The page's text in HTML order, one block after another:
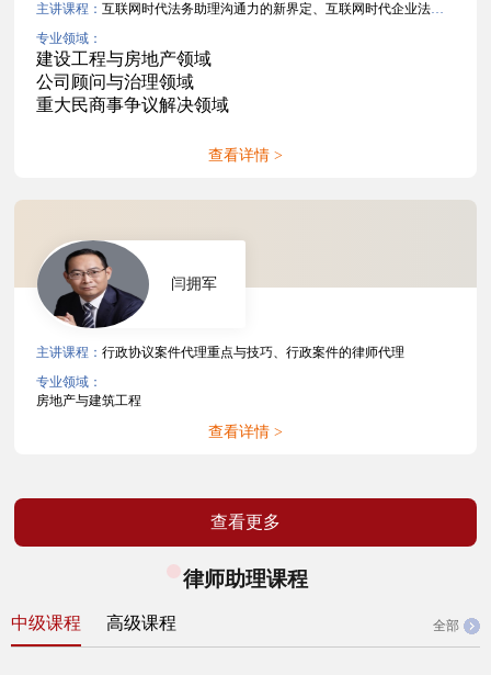
主讲课程：互联网时代法务助理沟通力的新界定、互联网时代企业法务沟通力
专业领域：
建设工程与房地产领域
公司顾问与治理领域
重大民商事争议解决领域
查看详情 >
主讲课程：行政协议案件代理重点与技巧、行政案件的律师代理
专业领域：
房地产与建筑工程
查看详情 >
闫拥军
查看更多
律师助理课程
中级课程 高级课程 全部